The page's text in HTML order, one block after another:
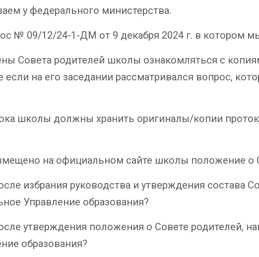
у федерального министерства.
№ 09/12/24-1-ДМ от 9 декабря 2024 г. в котором
Совета родителей школы ознакомляться с
на его заседании рассматривался вопрос,
школы должны хранить оригиналы/копии
на официальном сайте школы положение о
избрания руководства и утверждения состава
Управление образования?
утверждения положения о Совете родителей,
образования?